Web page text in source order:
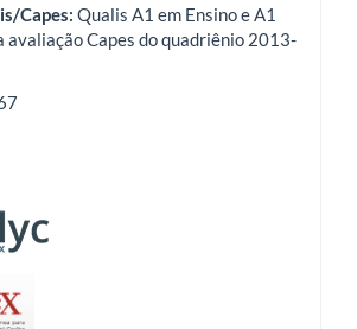
Capes: Qualis A1 em Ensino e A1
avaliação Capes do quadriênio 2013-